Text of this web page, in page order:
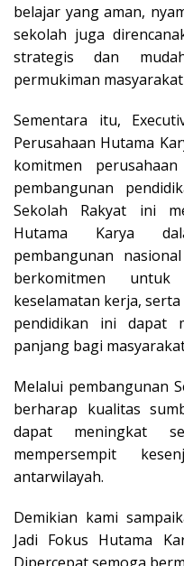
belajar yang aman,
sekolah juga
strategis dan
permukiman
Sementara itu,
Perusahaan Hutama
komitmen
pembangunan
Sekolah Rakyat ini
Hutama Karya
pembangunan
berkomitmen untuk
keselamatan kerja,
pendidikan ini dapat
panjang bagi
Melalui pembangunan
berharap kualitas
dapat meningkat
mempersempit
antarwilayah.
Demikian kami
Jadi Fokus Hutama